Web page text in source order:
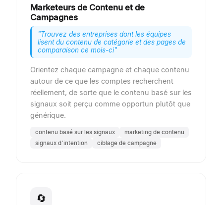
Marketeurs de Contenu et de
Campagnes
"Trouvez des entreprises dont les équipes
lisent du contenu de catégorie et des pages de
comparaison ce mois-ci"
Orientez chaque campagne et chaque contenu
autour de ce que les comptes recherchent
réellement, de sorte que le contenu basé sur les
signaux soit perçu comme opportun plutôt que
générique.
contenu basé sur les signaux
marketing de contenu
signaux d'intention
ciblage de campagne
🔄